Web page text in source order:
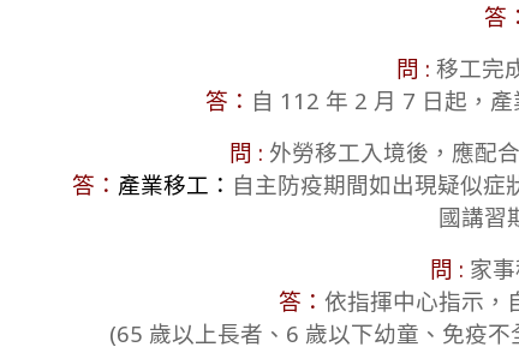
答：
問 : 移工完
答： 自 112 年 2 月 7 日起，
問 : 外勞移工入境後，應配
答： 產業移工： 自主防疫期間如出現疑似症
國講習
問 : 家
答：依指揮中心指示，
(65 歲以上長者、6 歲以下幼童、免疫